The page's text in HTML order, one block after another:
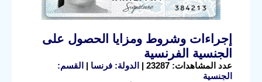
إجراءات وشروط ومزايا الحصول على
الجنسية الفرنسية
عدد المشاهدات: 23287 | الدولة: فرنسا | القسم:
الجنسية